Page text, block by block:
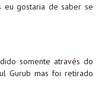
eu gostaria de saber se
somente através do
Gurub mas foi retirado